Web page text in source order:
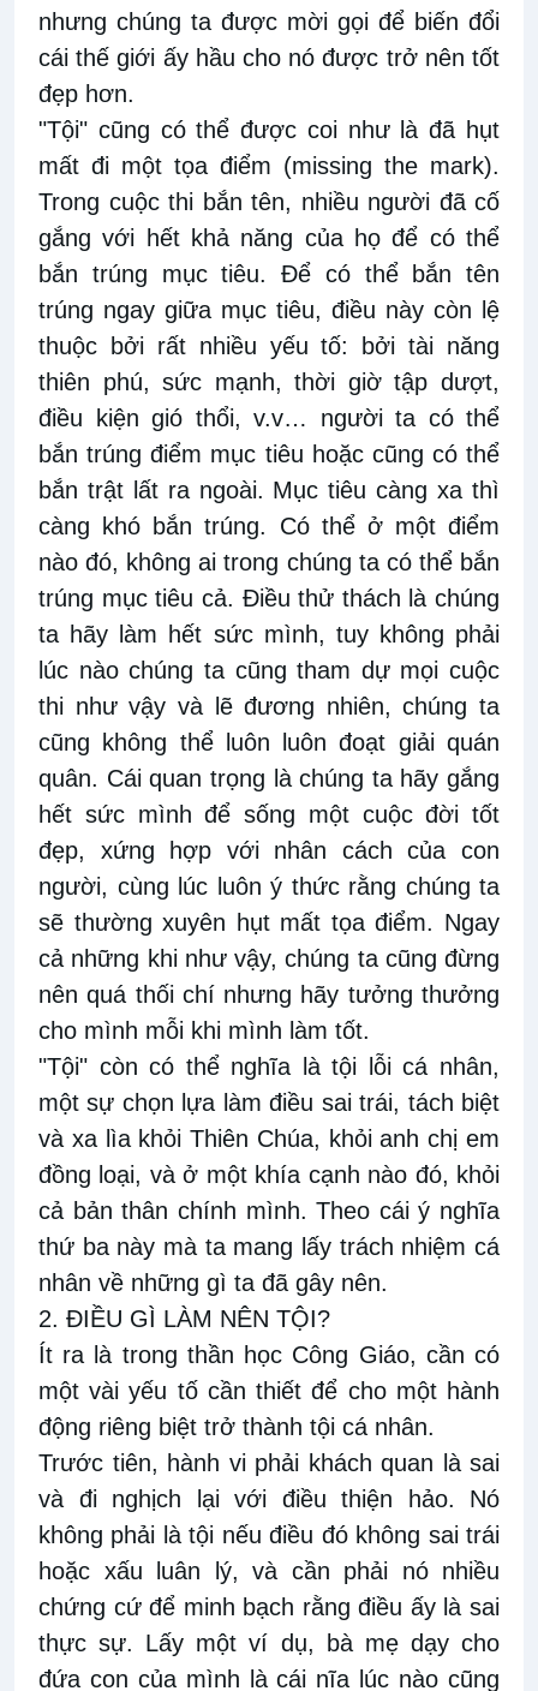
nhưng chúng ta được mời gọi để biến đổi
cái thế giới ấy hầu cho nó được trở nên tốt
đẹp hơn.
"Tội" cũng có thể được coi như là đã hụt
mất đi một tọa điểm (missing the mark).
Trong cuộc thi bắn tên, nhiều người đã cố
gắng với hết khả năng của họ để có thể
bắn trúng mục tiêu. Để có thể bắn tên
trúng ngay giữa mục tiêu, điều này còn lệ
thuộc bởi rất nhiều yếu tố: bởi tài năng
thiên phú, sức mạnh, thời giờ tập dượt,
điều kiện gió thổi, v.v… người ta có thể
bắn trúng điểm mục tiêu hoặc cũng có thể
bắn trật lất ra ngoài. Mục tiêu càng xa thì
càng khó bắn trúng. Có thể ở một điểm
nào đó, không ai trong chúng ta có thể bắn
trúng mục tiêu cả. Điều thử thách là chúng
ta hãy làm hết sức mình, tuy không phải
lúc nào chúng ta cũng tham dự mọi cuộc
thi như vậy và lẽ đương nhiên, chúng ta
cũng không thể luôn luôn đoạt giải quán
quân. Cái quan trọng là chúng ta hãy gắng
hết sức mình để sống một cuộc đời tốt
đẹp, xứng hợp với nhân cách của con
người, cùng lúc luôn ý thức rằng chúng ta
sẽ thường xuyên hụt mất tọa điểm. Ngay
cả những khi như vậy, chúng ta cũng đừng
nên quá thối chí nhưng hãy tưởng thưởng
cho mình mỗi khi mình làm tốt.
"Tội" còn có thể nghĩa là tội lỗi cá nhân,
một sự chọn lựa làm điều sai trái, tách biệt
và xa lìa khỏi Thiên Chúa, khỏi anh chị em
đồng loại, và ở một khía cạnh nào đó, khỏi
cả bản thân chính mình. Theo cái ý nghĩa
thứ ba này mà ta mang lấy trách nhiệm cá
nhân về những gì ta đã gây nên.
2. ĐIỀU GÌ LÀM NÊN TỘI?
Ít ra là trong thần học Công Giáo, cần có
một vài yếu tố cần thiết để cho một hành
động riêng biệt trở thành tội cá nhân.
Trước tiên, hành vi phải khách quan là sai
và đi nghịch lại với điều thiện hảo. Nó
không phải là tội nếu điều đó không sai trái
hoặc xấu luân lý, và cần phải nó nhiều
chứng cứ để minh bạch rằng điều ấy là sai
thực sự. Lấy một ví dụ, bà mẹ dạy cho
đứa con của mình là cái nĩa lúc nào cũng